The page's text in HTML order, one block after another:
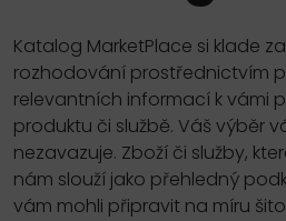
Katalog MarketPlace si klade
rozhodování prostřednictvím
relevantních informací k vámi
produktu či službě. Váš výběr
nezavazuje. Zboží či služby,
nám slouží jako přehledný
vám mohli připravit na míru